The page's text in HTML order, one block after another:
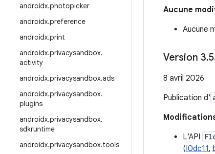
androidx.photopicker
androidx.preference
androidx.print
androidx.privacysandbox.
activity
androidx.privacysandbox.ads
androidx.privacysandbox.
plugins
androidx.privacysandbox.
sdkruntime
androidx.privacysandbox.tools
Aucune
Aucune
Version 3.5
8 avril 2026
Publication d'
L'API
(I0dc11,